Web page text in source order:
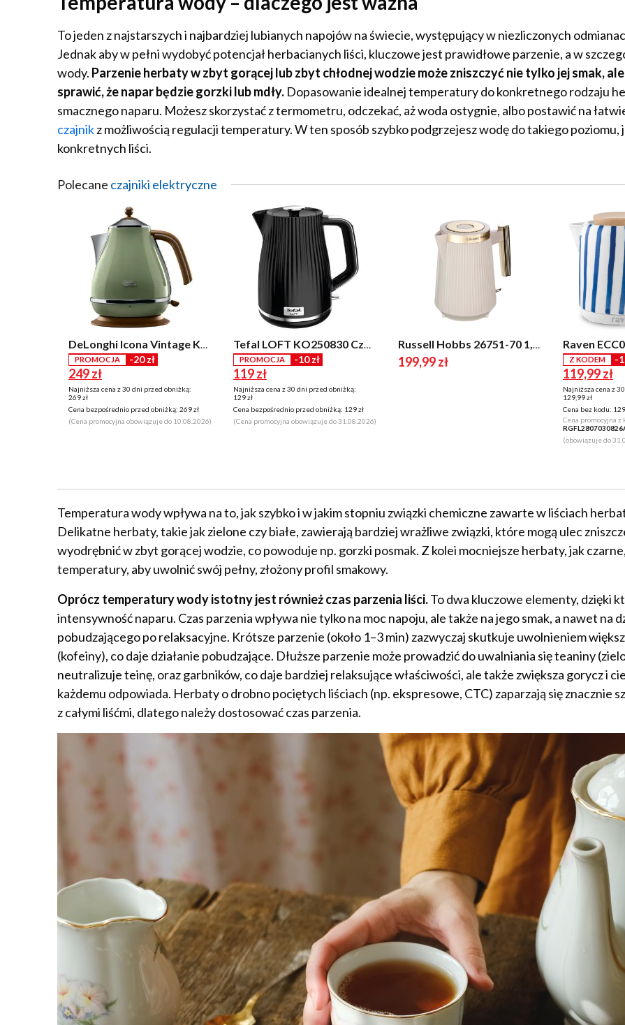
To jeden z najstarszych i najbardziej lubianych napojów na świecie, występujący w niezliczonych
Jednak aby w pełni wydobyć potencjał herbacianych liści, kluczowe jest prawidłowe parzenie, a w
wody. Parzenie herbaty w zbyt gorącej lub zbyt chłodnej wodzie może zniszczyć nie tylko jej smak,
sprawić, że napar będzie gorzki lub mdły. Dopasowanie idealnej temperatury do konkretnego rodzaju
smacznego naparu. Możesz skorzystać z termometru, odczekać, aż woda ostygnie, albo postawić na
czajnikz możliwością regulacji temperatury. W ten sposób szybko podgrzejesz wodę do takiego poziomu,
konkretnych liści.
Polecane czajniki elektryczne
DeLonghi Icona Vintage KBOV 2001.GR 1,7l 2000W
PROMOCJA -20 zł
249 zł
Najniższa cena z 30 dni przed obniżką:
269 zł
Cena bezpośrednio przed obniżką: 269 zł
(Cena promocyjna obowiązuje do 10.08.2026)
Tefal LOFT KO250830 Czarny 1,7l 2400W
PROMOCJA -10 zł
119 zł
Najniższa cena z 30 dni przed obniżką:
129 zł
Cena bezpośrednio przed obniżką: 129 zł
(Cena promocyjna obowiązuje do 31.08.2026)
Russell Hobbs 26751-70 1,7l 2400W
199,99 zł Z KODEM -
119,99 zł
Najniższa cena z
129,99 zł
Cena bez kodu:
Cena promocyjna z
(obowiązuje do
Temperatura wody wpływa na to, jak szybko i w jakim stopniu związki chemiczne zawarte w liściach
Delikatne herbaty, takie jak zielone czy białe, zawierają bardziej wrażliwe związki, które mogą ulec
wyodrębnić w zbyt gorącej wodzie, co powoduje np. gorzki posmak. Z kolei mocniejsze herbaty, jak
temperatury, aby uwolnić swój pełny, złożony profil smakowy.
Oprócz temperatury wody istotny jest również czas parzenia liści.To dwa kluczowe elementy, dzięki
intensywność naparu. Czas parzenia wpływa nie tylko na moc napoju, ale także na jego smak, a nawet na
pobudzającego po relaksacyjne. Krótsze parzenie (około 1–3 min) zazwyczaj skutkuje uwolnieniem
(kofeiny), co daje działanie pobudzające. Dłuższe parzenie może prowadzić do uwalniania się teaniny
neutralizuje teinę, oraz garbników, co daje bardziej relaksujące właściwości, ale także zwiększa gorycz i
każdemu odpowiada. Herbaty o drobno pociętych liściach (np. ekspresowe, CTC) zaparzają się znacznie
z całymi liśćmi, dlatego należy dostosować czas parzenia.